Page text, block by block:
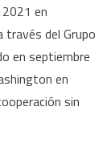
en
través del Grupo
en septiembre
en
sin